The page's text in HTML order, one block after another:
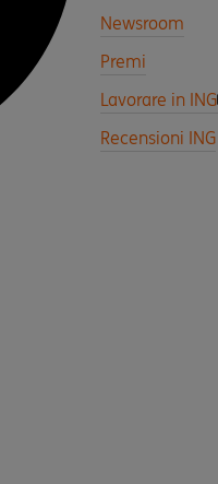
Newsroom
Premi
Lavorare in ING
Recensioni ING